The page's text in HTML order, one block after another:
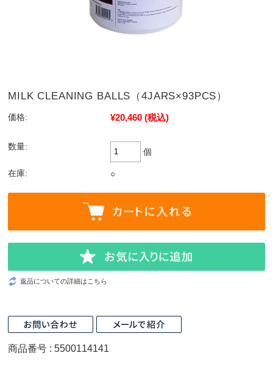
MILK CLEANING BALLS（4JARS×93PCS）
価格: ¥20,460 (税込)
数量:
個
在庫: ○
返品についての詳細はこちら
商品番号 : 5500114141